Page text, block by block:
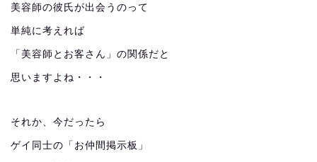
美容師の彼氏が出会うのって
単純に考えれば
「美容師とお客さん」の関係だと
思いますよね・・・
それか、今だったら
ゲイ同士の「お仲間掲示板」